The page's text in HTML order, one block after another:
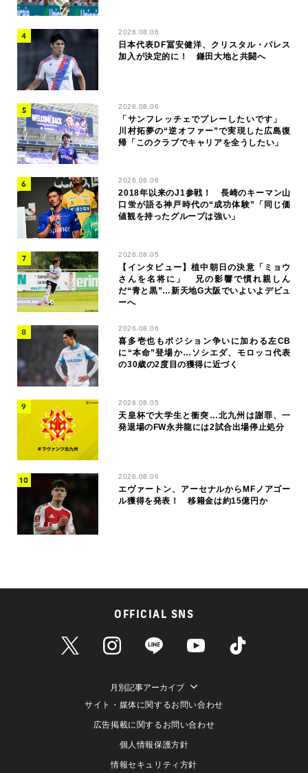
2026.08.06
日本代表DF冨安健洋、クリスタル・パレス
加入が決定的に！ 鎌田大地と共闘へ
2026.08.06
「サンフレッチェでプレーしたいです」
川村拓夢の“逆オファー”で実現した広島復
帰「このクラブでキャリアを全うしたい」
2026.08.06
2018年以来のJ1参戦！ 長崎のキーマン山
口蛍が語る神戸時代の“成功体験”「同じ価
値観を持ったグループは強い」
2026.08.05
【インタビュー】植中朝日の決意「ミョウ
さんを名将に」 兄の影響で慣れ親しん
だ“青と黒”…新天地G大阪でいよいよデビュ
ーへ
2026.08.06
喜多壱也もポジション争いに加わる左CB
に“本命”登場か…ソシエダ、モロッコ代表
の30歳の2度目の獲得に近づく
2026.08.05
天皇杯で大学生と衝突…北九州は謝罪、一
発退場のFW永井龍には2試合出場停止処分
2026.08.06
エヴァートン、アーセナルからMFノアゴー
ル獲得を発表！ 移籍金は約15億円か
OFFICIAL SNS
月別記事アーカイブ
サイト・媒体に関するお問い合わせ
広告掲載に関するお問い合わせ
個人情報保護方針
情報セキュリティ方針